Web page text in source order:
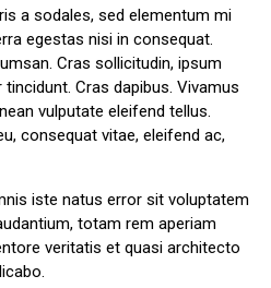
a sodales, sed elementum mi
egestas nisi in consequat.
Cras sollicitudin, ipsum
Cras dapibus. Vivamus
vulputate eleifend tellus.
consequat vitae, eleifend ac,
iste natus error sit voluptatem
totam rem aperiam
veritatis et quasi architecto